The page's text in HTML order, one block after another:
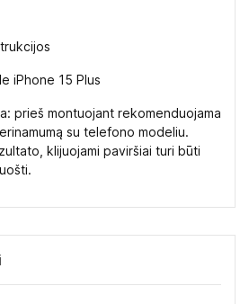
iPhone 15 Plus
prieš montuojant rekomenduojama
su telefono modeliu.
klijuojami paviršiai turi būti